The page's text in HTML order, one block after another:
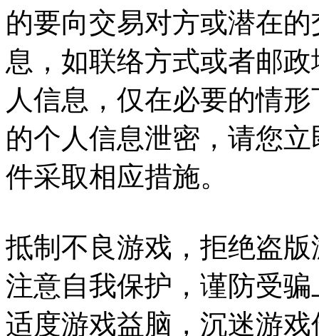
的要向交易对方或潜在
息，如联络方式或者邮
人信息，仅在必要的情
的个人信息泄密，请您
件采取相应措施。
抵制不良游戏，拒绝盗版
注意自我保护，谨防受骗
适度游戏益脑，沉迷游戏